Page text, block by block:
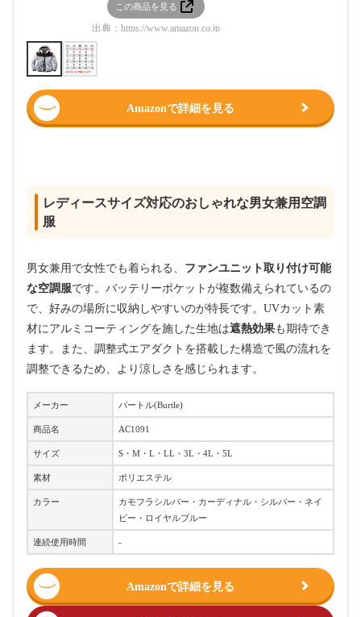
この商品を見る
出典： https://www.amazon.co.jp
Amazonで詳細を見る
レディースサイズ対応のおしゃれな男女兼用空調
服
男女兼用で女性でも着られる、 ファンユニット取り付け可能
な空調服です。バッテリーポケットが複数備えられているの
で、好みの場所に収納しやすいのが特長です。UVカット素
材にアルミコーティングを施した生地は遮熱効果も期待でき
ます。また、調整式エアダクトを搭載した構造で風の流れを
調整できるため、より涼しさを感じられます。
メーカー バートル(Burtle)
商品名 AC1091
サイズ S・M・L・LL・3L・4L・5L
素材 ポリエステル
カラー
カモフラシルバー・カーディナル・シルバー・ネイ
ビー・ロイヤルブルー
連続使用時間 -
Amazonで詳細を見る